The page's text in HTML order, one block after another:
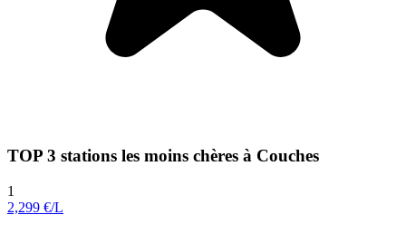
TOP 3 stations les moins chères à Couches
1
2,299 €/L